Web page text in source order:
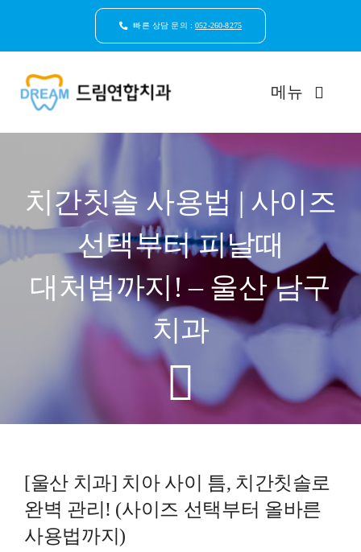
빠른 상담 문의 :052-260-8275
메뉴
드림연합치과 소개
환자안심케어
자연치아보존
임플란트
일반진료
예방진료
상담예약
치간칫솔 사용법 | 사이즈
선택부터 피날때
대처법까지! – 울산 남구
치과
[울산 치과] 치아 사이 틈, 치간칫솔로
완벽 관리! (사이즈 선택부터 올바른
사용법까지)